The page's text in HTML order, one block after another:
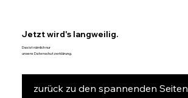
zurück zu den spannenden Seiten
Das ist nämlich nur
unsere Datenschutzerklärung.
Jetzt wird's langweilig.